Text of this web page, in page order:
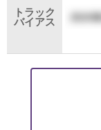
トラック
バイアス